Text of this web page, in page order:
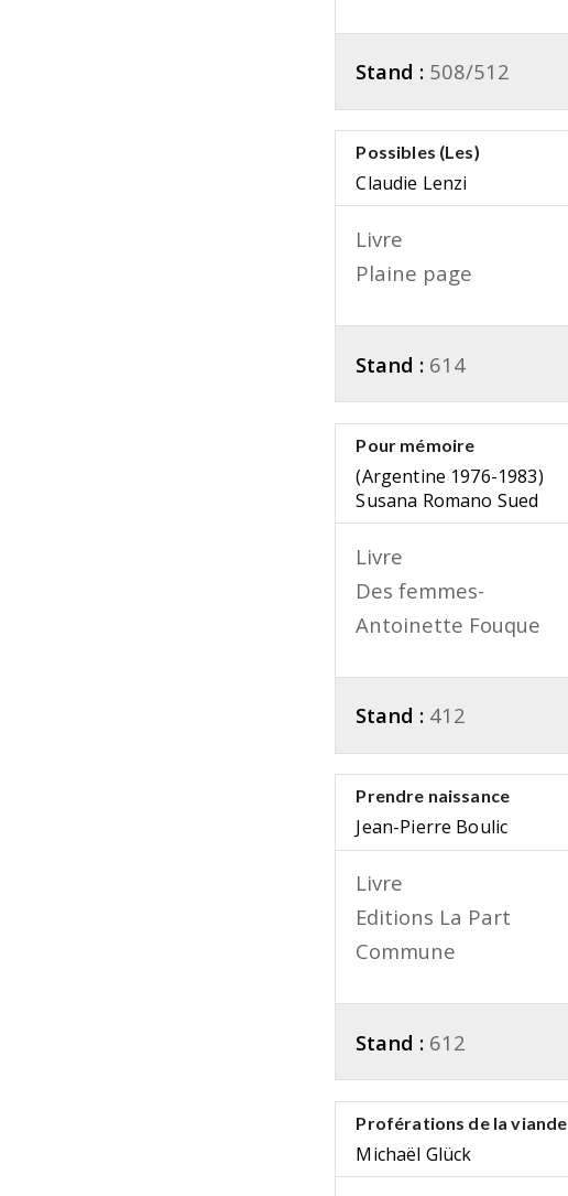
Stand : 508/512
Possibles (Les)
Claudie Lenzi
Livre
Plaine page
Stand : 614
Pour mémoire
(Argentine 1976-1983)
Susana Romano Sued
Livre
Des femmes-
Antoinette Fouque
Stand : 412
Prendre naissance
Jean-Pierre Boulic
Livre
Editions La Part
Commune
Stand : 612
Proférations de la viande
Michaël Glück